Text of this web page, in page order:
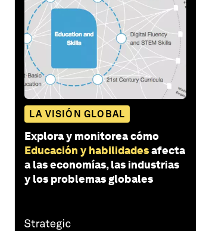
LA VISIÓN GLOBAL
Explora y monitorea cómo
Educación y habilidadesafecta
a las economías, las industrias
y los problemas globales